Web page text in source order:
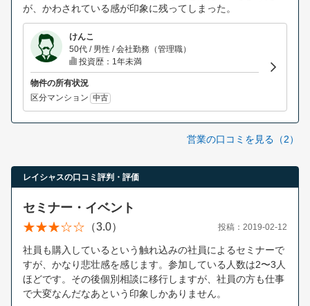
が、かわされている感が印象に残ってしまった。
けんこ
50代 / 男性 / 会社勤務（管理職）
投資歴：1年未満
物件の所有状況
区分マンション 中古
営業の口コミを見る（2）
レイシャスの口コミ評判・評価
セミナー・イベント
（3.0） 投稿：2019-02-12
社員も購入しているという触れ込みの社員によるセミナーで
すが、かなり悲壮感を感じます。参加している人数は2〜3人
ほどです。その後個別相談に移行しますが、社員の方も仕事
で大変なんだなあという印象しかありません。